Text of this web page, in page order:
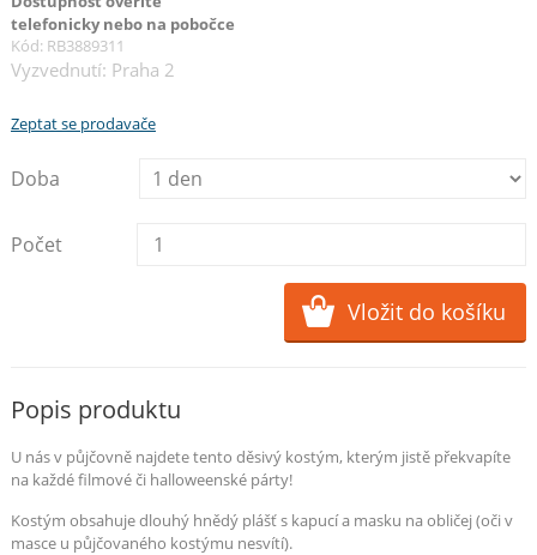
telefonicky nebo na pobočce
Kód: RB3889311
Vyzvednutí: Praha 2
Zeptat se prodavače
Doba
Počet
Popis produktu
U nás v půjčovně najdete tento děsivý kostým, kterým jistě překvapíte
na každé filmové či halloweenské párty!
Kostým obsahuje dlouhý hnědý plášť s kapucí a masku na obličej (oči v
masce u půjčovaného kostýmu nesvítí).